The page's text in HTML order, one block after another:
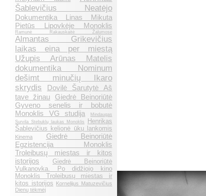
Šablevičius Neatėjo
Dokumentika Linas Mikuta
Pietūs Lipovkėje Monoklis
Ramunė Rakauskaitė Žalumose
Almantas Grikevičius
laikas eina per miestą
Užupis Arūnas Matelis
dokumentika Nominum
dešimt minučių Ikaro
skrydis
Dovilė Šarutytė Aš
tave žinau
Giedrė Beinoriūtė
Gyveno senelis ir bobutė
Monoklis VG studija
Mindaugas
Survila Stebuklų laukas Monoklis
Henrikas
Šablevičius kelionė ūkų lankomis
Kinema
Giedrė Beinoriūtė
Egzistencija Monoklis
Troleibusų miestas ir kitos
istorijos
Giedrė Beinoriūtė
Vulkanovka. Po didžiojo kino
Monoklis Troleibusų miestas ir
kitos istorijos Kornelijus Matuzevičius
Dienų tėkmėj